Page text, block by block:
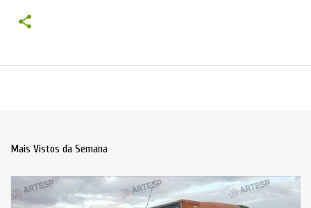
Mais Vistos da Semana